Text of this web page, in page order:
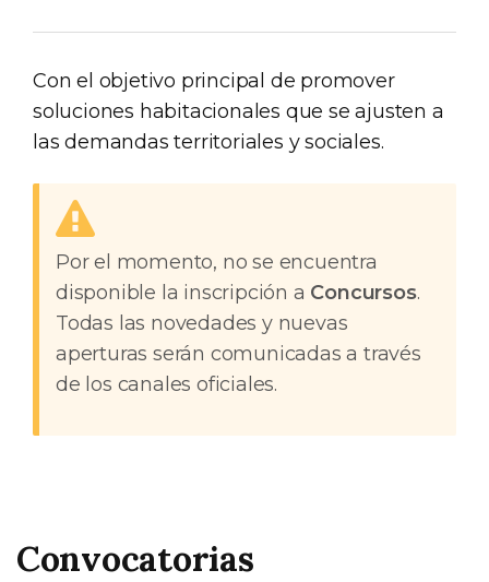
Con el objetivo principal de promover
soluciones habitacionales que se ajusten a
las demandas territoriales y sociales.
Por el momento, no se encuentra
disponible la inscripción a Concursos.
Todas las novedades y nuevas
aperturas serán comunicadas a través
de los canales oficiales.
Convocatorias